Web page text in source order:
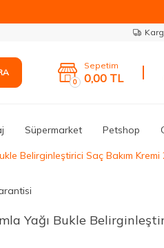
0
Sepetim
0,00 TL
Süpermarket Petshop
Belirginleştirici Saç Bakım Kremi
Yağı Bukle